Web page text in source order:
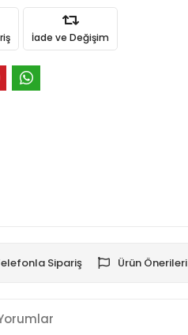
İade ve Değişim
Sipariş Ürün Önerileri